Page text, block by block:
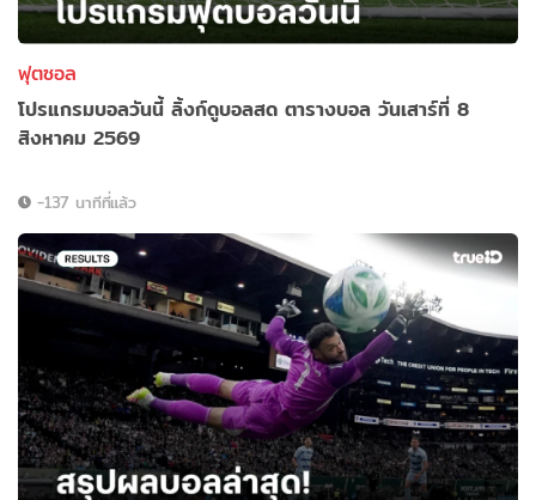
ฟุตซอล
โปรแกรมบอลวันนี้ ลิ้งก์ดูบอลสด ตารางบอล วันเสาร์ที่ 8
สิงหาคม 2569
-137 นาทีที่แล้ว